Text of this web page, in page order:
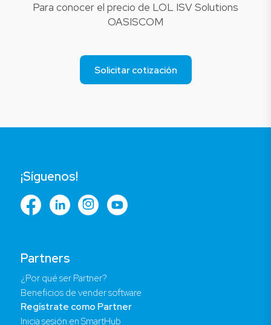
Para conocer el precio de LOL ISV Solutions
OASISCOM
Solicitar cotización
Partners
¿Por qué ser Partner?
Beneficios de vender software
Regístrate como Partner
Inicia sesión en SmartHub
¡Síguenos!